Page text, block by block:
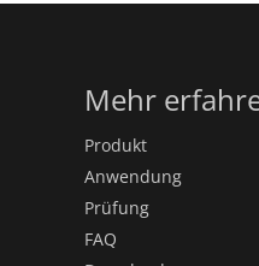
Mehr
Produkt
Anwendung
Prüfung
FAQ